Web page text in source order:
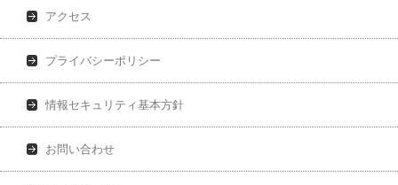
アクセス
プライバシーポリシー
情報セキュリティ基本方針
お問い合わせ